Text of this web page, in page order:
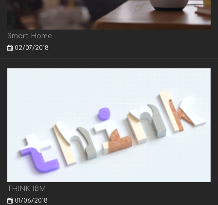
Smart Home
02/07/2018
THINK IBM
01/06/2018